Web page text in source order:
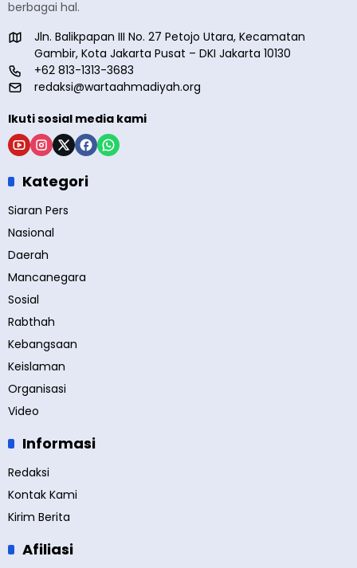
berbagai hal.
Jln. Balikpapan III No. 27 Petojo Utara, Kecamatan
Gambir, Kota Jakarta Pusat – DKI Jakarta 10130
+62 813-1313-3683
redaksi@wartaahmadiyah.org
Ikuti sosial media kami
Kategori
Siaran Pers
Nasional
Daerah
Mancanegara
Sosial
Rabthah
Kebangsaan
Keislaman
Organisasi
Video
Informasi
Redaksi
Kontak Kami
Kirim Berita
Afiliasi